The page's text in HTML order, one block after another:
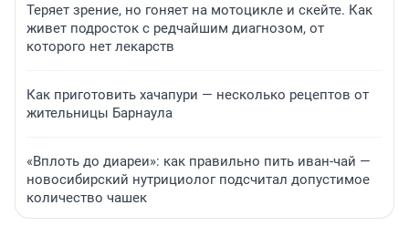
Теряет зрение, но гоняет на мотоцикле и скейте. Как
живет подросток с редчайшим диагнозом, от
которого нет лекарств
Как приготовить хачапури — несколько рецептов от
жительницы Барнаула
«Вплоть до диареи»: как правильно пить иван-чай —
новосибирский нутрициолог подсчитал допустимое
количество чашек